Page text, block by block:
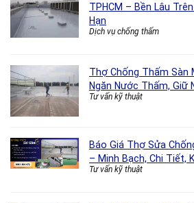
TPHCM – Bền Lâu
Hạn
Dịch vụ chống thấm
Thợ Chống Thấm Sàn
Ngăn Nước Thấm, Giữ
Tư vấn kỹ thuật
Báo Giá Thợ Sửa
– Minh Bạch, Chi Tiết,
Tư vấn kỹ thuật